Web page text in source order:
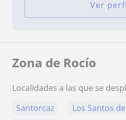
Ver
Zona de Rocío
Localidades a las que se
Santorcaz
Los Santos